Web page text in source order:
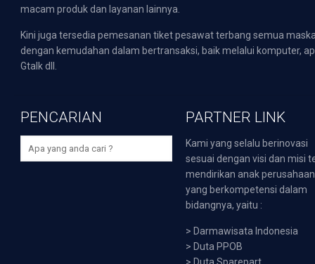
macam produk dan layanan lainnya.
Kini juga tersedia pemesanan tiket pesawat terbang semua
dengan kemudahan dalam bertransaksi, baik melalui komputer,
Gtalk dll.
PENCARIAN PARTNER LINK
Kami yang selalu berinovasi
sesuai dengan visi dan misi
mendirikan anak perusahaan
yang berkompetensi dalam
bidangnya, yaitu :
> Darmawisata Indonesia
> Duta PPOB